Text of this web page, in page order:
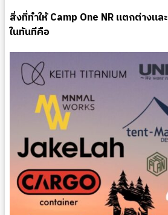
สิ่งที่ทำให้ Camp One NR แตกต่างแล
ในทันทีคือ